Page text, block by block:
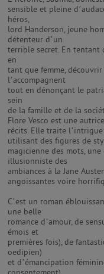
sensible et pleine
héros,
lord Handerson, jeune
détenteur d’un
terrible secret. En tentant
en
tant que femme,
l’accompagnent
tout en dénonçant le
sein
de la famille et de la
Flore Vesco est une
récits. Elle traite
utilisant des figures de
magicienne des mots,
illusionniste des
ambiances à la Jane
angoissantes voire
C’est un roman
une belle
romance d’amour, de
émois et
premières fois), de
oedipien)
et d’émancipation